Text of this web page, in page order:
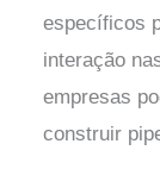
específicos
interação
empresas
construir